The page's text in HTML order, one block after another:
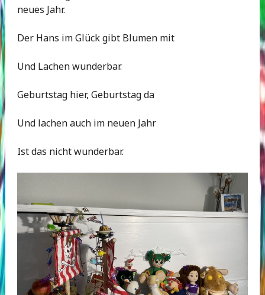
neues Jahr.
Der Hans im Glück gibt Blumen mit
Und Lachen wunderbar.
Geburtstag hier, Geburtstag da
Und lachen auch im neuen Jahr
Ist das nicht wunderbar.